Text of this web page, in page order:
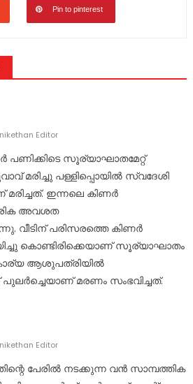
Pin to pinterest
Editor
പണിക്കിടെ സൂര്യാഘാതമേറ്റ്
മരിച്ചു പള്ളിപ്പൊയിൽ സ്വദേശി
ഇന്നലെ കിണർ
അവശത
വീടിന് പരിസരത്തെ കിണർ
കൊണ്ടിരിക്കെയാണ് സൂര്യാഘാതം
ആശുപത്രിയിൽ
പുലർച്ചെയാണ് മരണം സംഭവിച്ചത്.
Editor
പേരിൽ നടക്കുന്ന വൻ സാമ്പത്തിക